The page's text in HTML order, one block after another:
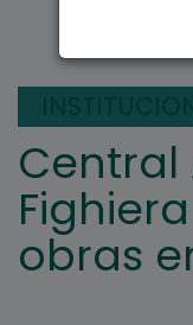
obras